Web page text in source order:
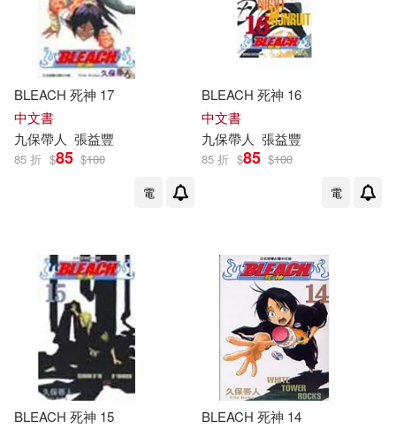
BLEACH 死神 17
中文書
九保帶人 張益豐
85 折 $85 $100
電
BLEACH 死神 16
中文書
九保帶人 張益豐
85 折 $85 $100
電
BLEACH 死神 15
BLEACH 死神 14